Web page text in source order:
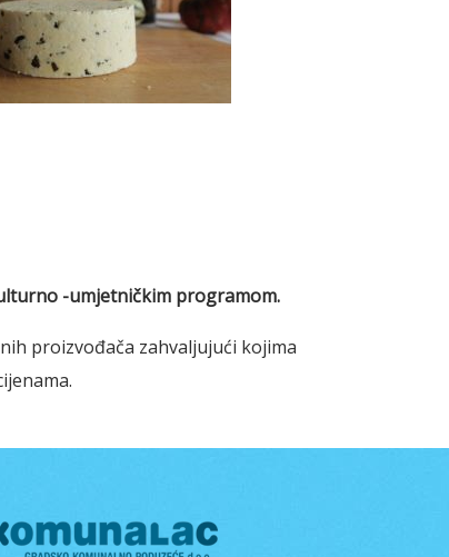
-umjetničkim programom.
proizvođača zahvaljujući kojima